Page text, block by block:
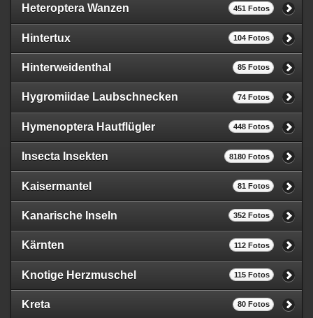
Heteroptera Wanzen 451 Fotos
Hintertux 104 Fotos
Hinterweidenthal 85 Fotos
Hygromiidae Laubschnecken 74 Fotos
Hymenoptera Hautflügler 448 Fotos
Insecta Insekten 8180 Fotos
Kaisermantel 81 Fotos
Kanarische Inseln 352 Fotos
Kärnten 112 Fotos
Knotige Herzmuschel 115 Fotos
Kreta 80 Fotos